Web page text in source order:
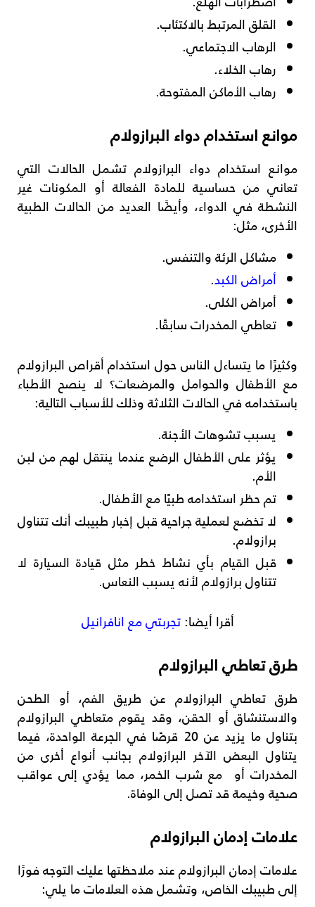
القلق المرتبط بالاكتئاب.
الرهاب الاجتماعي.
رهاب الخلاء.
رهاب الأماكن المفتوحة.
موانع استخدام دواء البرازولام
موانع استخدام دواء البرازولام تشمل الحالات التي
تعاني من حساسية للمادة الفعالة أو المكونات غير
النشطة في الدواء، وأيضًا العديد من الحالات الطبية
الأخرى، مثل:
مشاكل الرئة والتنفس.
أمراض الكبد.
أمراض الكلى.
تعاطي المخدرات سابقًا.
وكثيرًا ما يتساءل الناس حول استخدام أقراص البرازولام
مع الأطفال والحوامل والمرضعات؟ لا ينصح الأطباء
باستخدامه في الحالات الثلاثة وذلك للأسباب التالية:
يسبب تشوهات الأجنة.
يؤثر على الأطفال الرضع عندما ينتقل لهم من لبن
الأم.
تم حظر استخدامه طبيًا مع الأطفال.
لا تخضع لعملية جراحية قبل إخبار طبيبك أنك تتناول
برازولام.
قبل القيام بأي نشاط خطر مثل قيادة السيارة لا
تتناول برازولام لأنه يسبب النعاس.
أقرا أيضا:تجربتي مع انافرانيل
طرق تعاطي البرازولام
طرق تعاطي البرازولام عن طريق الفم، أو الطحن
والاستنشاق أو الحقن، وقد يقوم متعاطي البرازولام
بتناول ما يزيد عن 20 قرصًا في الجرعة الواحدة، فيما
يتناول البعض الآخر البرازولام بجانب أنواع أخرى من
المخدرات أو مع شرب الخمر، مما يؤدي إلى عواقب
صحية وخيمة قد تصل إلى الوفاة.
علامات إدمان البرازولام
علامات إدمان البرازولام عند ملاحظتها عليك التوجه فورًا
إلى طبيبك الخاص، وتشمل هذه العلامات ما يلي: